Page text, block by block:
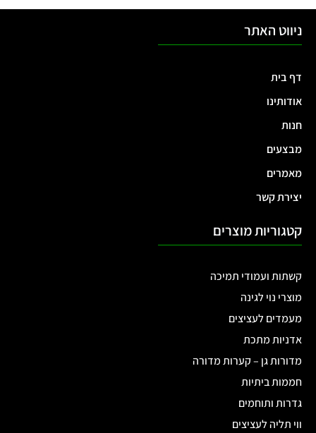
ניווט האתר
דף בית
אודותינו
חנות
מבצעים
מאמרים
יצירת קשר
קטגוריות מוצרים
קשתות ועמודי תמיכה
מוצרי נוי לגינה
מעמדים לעציצים
אדניות מתכת
מדורות גן – קערות מדורה
חממות ביתיות
גדרות ותוחמים
ווי תליה לעציצים